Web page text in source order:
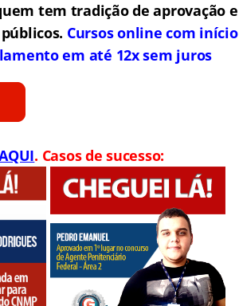
tem tradição de aprovação e
Cursos online com início
em até 12x sem juros
. Casos de sucesso: